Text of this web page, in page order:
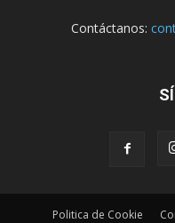
Contáctanos:
Politica de Cookie